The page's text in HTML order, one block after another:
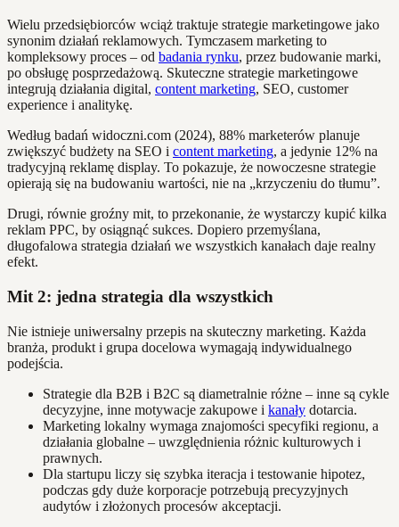
Wielu przedsiębiorców wciąż traktuje strategie marketingowe jako
synonim działań reklamowych. Tymczasem marketing to
kompleksowy proces – od badania rynku, przez budowanie marki,
po obsługę posprzedażową. Skuteczne strategie marketingowe
integrują działania digital, content marketing, SEO, customer
experience i analitykę.
Według badań widoczni.com (2024), 88% marketerów planuje
zwiększyć budżety na SEO i content marketing, a jedynie 12% na
tradycyjną reklamę display. To pokazuje, że nowoczesne strategie
opierają się na budowaniu wartości, nie na „krzyczeniu do tłumu”.
Drugi, równie groźny mit, to przekonanie, że wystarczy kupić kilka
reklam PPC, by osiągnąć sukces. Dopiero przemyślana,
długofalowa strategia działań we wszystkich kanałach daje realny
efekt.
Mit 2: jedna strategia dla wszystkich
Nie istnieje uniwersalny przepis na skuteczny marketing. Każda
branża, produkt i grupa docelowa wymagają indywidualnego
podejścia.
Strategie dla B2B i B2C są diametralnie różne – inne są cykle
decyzyjne, inne motywacje zakupowe i kanały dotarcia.
Marketing lokalny wymaga znajomości specyfiki regionu, a
działania globalne – uwzględnienia różnic kulturowych i
prawnych.
Dla startupu liczy się szybka iteracja i testowanie hipotez,
podczas gdy duże korporacje potrzebują precyzyjnych
audytów i złożonych procesów akceptacji.